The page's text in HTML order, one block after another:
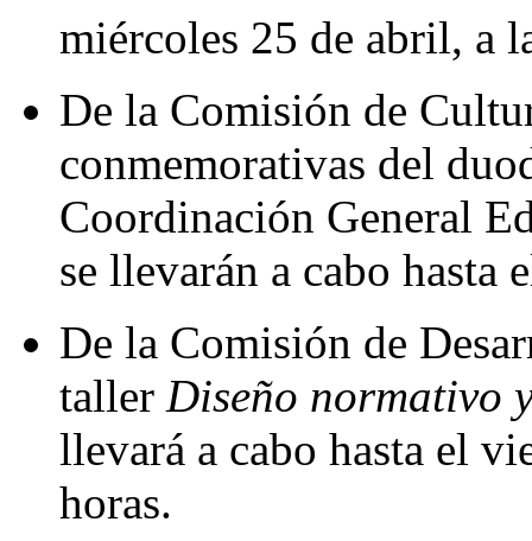
miércoles 25 de abril, a
De la Comisión de
conmemorativas del
Coordinación General
se llevarán a cabo hasta
De la Comisión de
taller Diseño normativo
llevará a cabo hasta el
horas.